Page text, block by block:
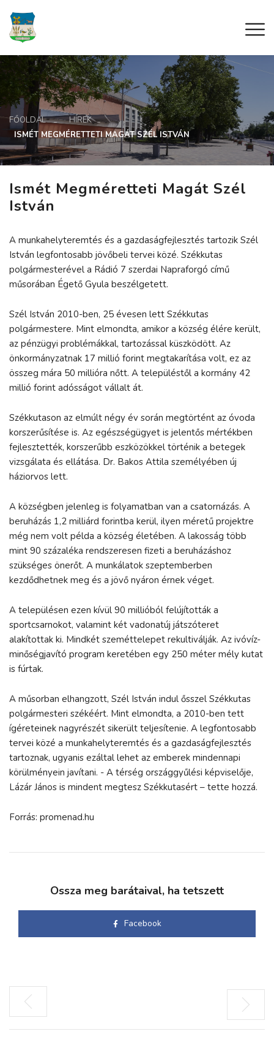
FŐOLDAL
HÍREK
ISMÉT MEGMÉRETTETI MAGÁT SZÉL ISTVÁN
Ismét Megméretteti Magát Szél
István
A munkahelyteremtés és a gazdaságfejlesztés tartozik Szél
István legfontosabb jövőbeli tervei közé. Székkutas
polgármesterével a Rádió 7 szerdai Napraforgó című
műsorában Égető Gyula beszélgetett.
Szél István 2010-ben, 25 évesen lett Székkutas
polgármestere. Mint elmondta, amikor a község élére került,
az pénzügyi problémákkal, tartozással küszködött. Az
önkormányzatnak 17 millió forint megtakarítása volt, ez az
összeg mára 50 millióra nőtt. A településtől a kormány 42
millió forint adósságot vállalt át.
Székkutason az elmúlt négy év során megtörtént az óvoda
korszerűsítése is. Az egészségügyet is jelentős mértékben
fejlesztették, korszerűbb eszközökkel történik a betegek
vizsgálata és ellátása. Dr. Bakos Attila személyében új
háziorvos lett.
A községben jelenleg is folyamatban van a csatornázás. A
beruházás 1,2 milliárd forintba kerül, ilyen méretű projektre
még nem volt példa a község életében. A lakosság több
mint 90 százaléka rendszeresen fizeti a beruházáshoz
szükséges önerőt. A munkálatok szeptemberben
kezdődhetnek meg és a jövő nyáron érnek véget.
A településen ezen kívül 90 millióból felújították a
sportcsarnokot, valamint két vadonatúj játszóteret
alakítottak ki. Mindkét szeméttelepet rekultiválják. Az ivóvíz-
minőségjavító program keretében egy 250 méter mély kutat
is fúrtak.
A műsorban elhangzott, Szél István indul ősszel Székkutas
polgármesteri székéért. Mint elmondta, a 2010-ben tett
ígéreteinek nagyrészét sikerült teljesítenie. A legfontosabb
tervei közé a munkahelyteremtés és a gazdaságfejlesztés
tartoznak, ugyanis ezáltal lehet az emberek mindennapi
körülményein javítani. - A térség országgyűlési képviselője,
Lázár János is mindent megtesz Székkutasért – tette hozzá.
Forrás: promenad.hu
Ossza meg barátaival, ha tetszett
Facebook